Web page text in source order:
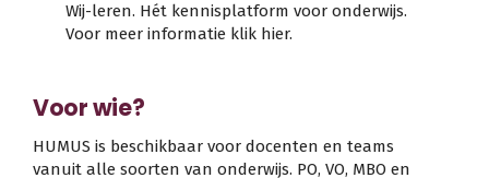
Wij-leren. Hét kennisplatform voor onderwijs.
Voor meer informatie klik hier.
Voor wie?
HUMUS is beschikbaar voor docenten en teams
vanuit alle soorten van onderwijs. PO, VO, MBO en